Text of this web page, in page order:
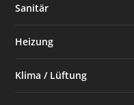
Sanitär
Heizung
Klima / Lüftung